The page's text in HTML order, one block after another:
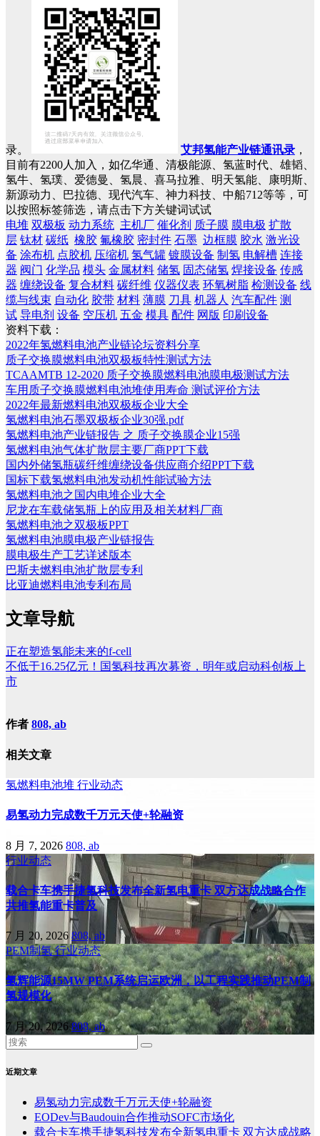
录。 艾邦氢能产业链通讯录 ，
目前有2200人加入，如亿华通、清极能源、氢蓝时代、雄韬、
氢牛、氢璞、爱德曼、氢晨、喜马拉雅、明天氢能、康明斯、
新源动力、巴拉德、现代汽车、神力科技、中船712等等，可
以按照标签筛选，请点击下方关键词试试
电堆 双极板 动力系统 主机厂 催化剂 质子膜 膜电极 扩散
层 钛材 碳纸 橡胶 氟橡胶 密封件 石墨 边框膜 胶水 激光设
备 涂布机 点胶机 压缩机 氢气罐 镀膜设备 制氢 电解槽 连接
器 阀门 化学品 模头 金属材料 储氢 固态储氢 焊接设备 传感
器 缠绕设备 复合材料 碳纤维 仪器仪表 环氧树脂 检测设备 线
缆与线束 自动化 胶带 材料 薄膜 刀具 机器人 汽车配件 测
试 导电剂 设备 空压机 五金 模具 配件 网版 印刷设备
资料下载：
2022年氢燃料电池产业链论坛资料分享
质子交换膜燃料电池双极板特性测试方法
TCAAMTB 12-2020 质子交换膜燃料电池膜电极测试方法
车用质子交换膜燃料电池堆使用寿命 测试评价方法
2022年最新燃料电池双极板企业大全
氢燃料电池石墨双极板企业30强.pdf
氢燃料电池产业链报告 之 质子交换膜企业15强
氢燃料电池气体扩散层主要厂商PPT下载
国内外储氢瓶碳纤维缠绕设备供应商介绍PPT下载
国标下载氢燃料电池发动机性能试验方法
氢燃料电池之国内电堆企业大全
尼龙在车载储氢瓶上的应用及相关材料厂商
氢燃料电池之双极板PPT
氢燃料电池膜电极产业链报告
膜电极生产工艺详述版本
巴斯夫燃料电池扩散层专利
比亚迪燃料电池专利布局
文章导航
正在塑造氢能未来的f-cell
不低于16.25亿元！国氢科技再次募资，明年或启动科创板上
市
作者 808, ab
相关文章
氢燃料电池堆 行业动态
易氢动力完成数千万元天使+轮融资
8 月 7, 2026 808, ab
行业动态
载合卡车携手捷氢科技发布全新氢电重卡 双方达成战略合作
共推氢能重卡普及
7 月 20, 2026 808, ab
PEM制氢行业动态
氢辉能源15MW PEM系统启运欧洲，以工程实践推动PEM制
氢规模化
7 月 20, 2026808, ab
近期文章
易氢动力完成数千万元天使+轮融资
EODev与Baudouin合作推动SOFC市场化
载合卡车携手捷氢科技发布全新氢电重卡 双方达成战略